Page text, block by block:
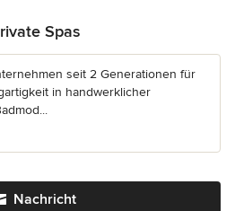
Spas
seit 2 Generationen für
in handwerklicher
Nachricht